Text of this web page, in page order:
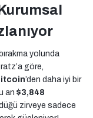
yolunda
göre,
’den daha iyi bir
an $3,848
zirveye sadece